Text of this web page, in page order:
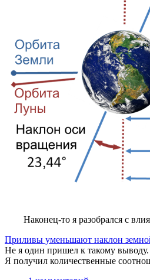
Наконец-то я разобрался с
Приливы уменьшают наклон
Не я один пришел к такому
Я получил количественные